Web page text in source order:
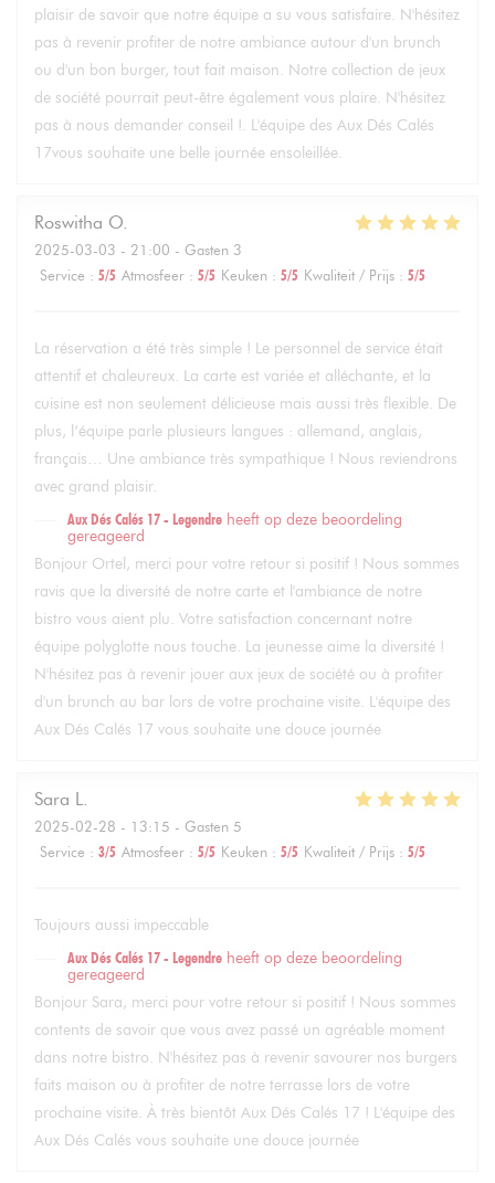
plaisir de savoir que notre équipe a su vous satisfaire. N'hésitez
pas à revenir profiter de notre ambiance autour d'un brunch
ou d'un bon burger, tout fait maison. Notre collection de jeux
de société pourrait peut-être également vous plaire. N'hésitez
pas à nous demander conseil !. L'équipe des Aux Dés Calés
17vous souhaite une belle journée ensoleillée.
Roswitha O
2025-03-03 - 21:00 - Gasten 3
Service : 5/5 Atmosfeer : 5/5 Keuken : 5/5 Kwaliteit / Prijs : 5/5
La réservation a été très simple ! Le personnel de service était
attentif et chaleureux. La carte est variée et alléchante, et la
cuisine est non seulement délicieuse mais aussi très flexible. De
plus, l’équipe parle plusieurs langues : allemand, anglais,
français… Une ambiance très sympathique ! Nous reviendrons
avec grand plaisir.
Aux Dés Calés 17 - Legendre heeft op deze beoordeling
gereageerd
Bonjour Ortel, merci pour votre retour si positif ! Nous sommes
ravis que la diversité de notre carte et l'ambiance de notre
bistro vous aient plu. Votre satisfaction concernant notre
équipe polyglotte nous touche. La jeunesse aime la diversité !
N'hésitez pas à revenir jouer aux jeux de société ou à profiter
d'un brunch au bar lors de votre prochaine visite. L'équipe des
Aux Dés Calés 17 vous souhaite une douce journée
Sara L
2025-02-28 - 13:15 - Gasten 5
Service : 3/5 Atmosfeer : 5/5 Keuken : 5/5 Kwaliteit / Prijs : 5/5
Toujours aussi impeccable
Aux Dés Calés 17 - Legendre heeft op deze beoordeling
gereageerd
Bonjour Sara, merci pour votre retour si positif ! Nous sommes
contents de savoir que vous avez passé un agréable moment
dans notre bistro. N'hésitez pas à revenir savourer nos burgers
faits maison ou à profiter de notre terrasse lors de votre
prochaine visite. À très bientôt Aux Dés Calés 17 ! L'équipe des
Aux Dés Calés vous souhaite une douce journée